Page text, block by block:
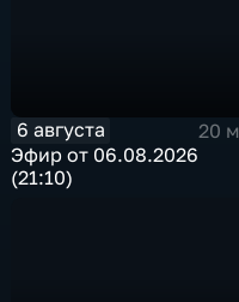
6 августа
20
Эфир от 06.08.2026
(21:10)